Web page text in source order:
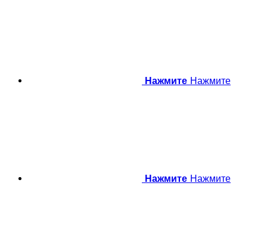
Нажмите Нажмите
Нажмите Нажмите